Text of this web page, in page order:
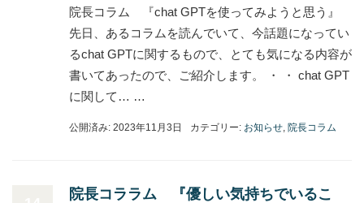
院長コラム 『chat GPTを使ってみようと思う』
先日、あるコラムを読んでいて、今話題になってい
るchat GPTに関するもので、とても気になる内容が
書いてあったので、ご紹介します。 ・ ・ chat GPT
に関して… …
公開済み: 2023年11月3日 カテゴリー: お知らせ, 院長コラム
院長コララム 『優しい気持ちでいるこ